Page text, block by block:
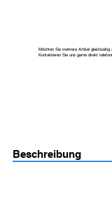
Möchten Sie mehrere Artikel
Kontaktieren Sie uns gerne direkt
Beschreibung